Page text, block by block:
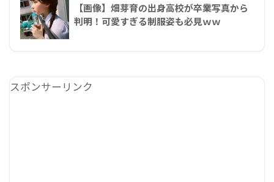
【画像】畑芽育の出身高校が卒業写真から
判明！可愛すぎる制服姿も必見ｗｗ
スポンサーリンク